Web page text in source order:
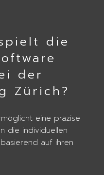
die
der
Zürich?
eine präzise
die individuellen
auf ihren